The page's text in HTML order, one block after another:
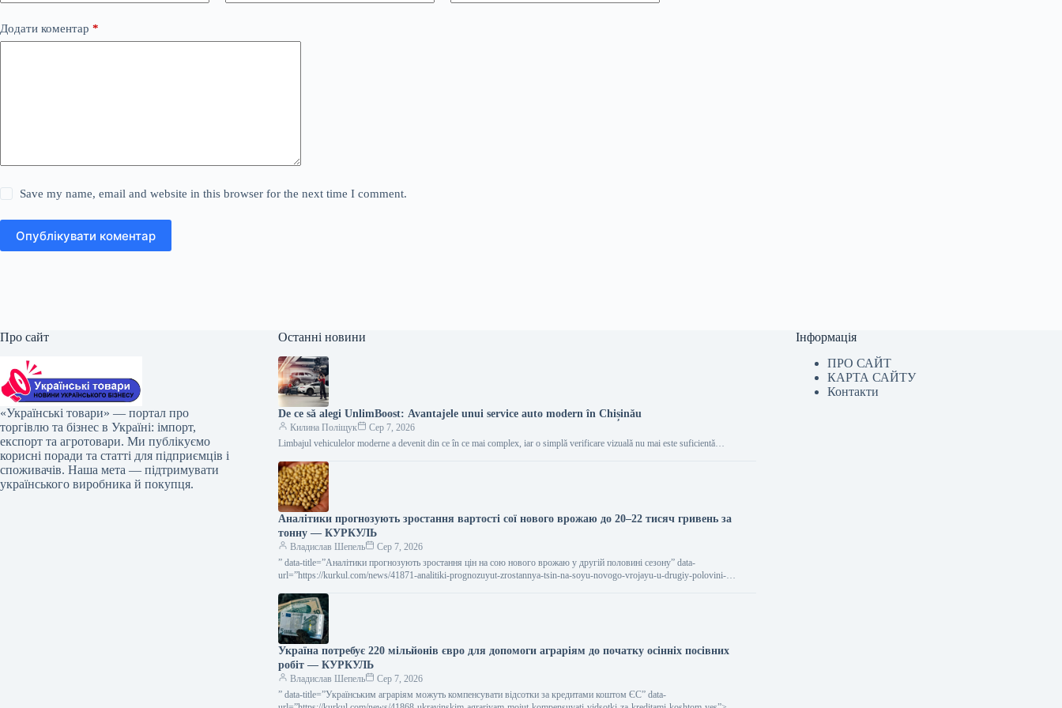
Додати коментар *
Save my name, email and website in this browser for the next time I comment.
Опублікувати коментар
Про сайт
«Українські товари» — портал про
торгівлю та бізнес в Україні: імпорт,
експорт та агротовари. Ми публікуємо
корисні поради та статті для підприємців і
споживачів. Наша мета — підтримувати
українського виробника й покупця.
Останні новини
De ce să alegi UnlimBoost: Avantajele unui service auto modern în Chișinău
Килина Поліщук
Сер 7, 2026
Limbajul vehiculelor moderne a devenit din ce în ce mai complex, iar o simplă verificare vizuală nu mai este suficientă…
Аналітики прогнозують зростання вартості сої нового врожаю до 20–22 тисяч гривень за
тонну — КУРКУЛЬ
Владислав Шепель
Сер 7, 2026
” data-title=”Аналітики прогнозують зростання цін на сою нового врожаю у другій половині сезону” data-
url=”https://kurkul.com/news/41871-analitiki-prognozuyut-zrostannya-tsin-na-soyu-novogo-vrojayu-u-drugiy-polovini-
Україна потребує 220 мільйонів євро для допомоги аграріям до початку осінніх посівних
робіт — КУРКУЛЬ
Владислав Шепель
Сер 7, 2026
” data-title=”Українським аграріям можуть компенсувати відсотки за кредитами коштом ЄС” data-
Інформація
ПРО САЙТ
КАРТА САЙТУ
Контакти